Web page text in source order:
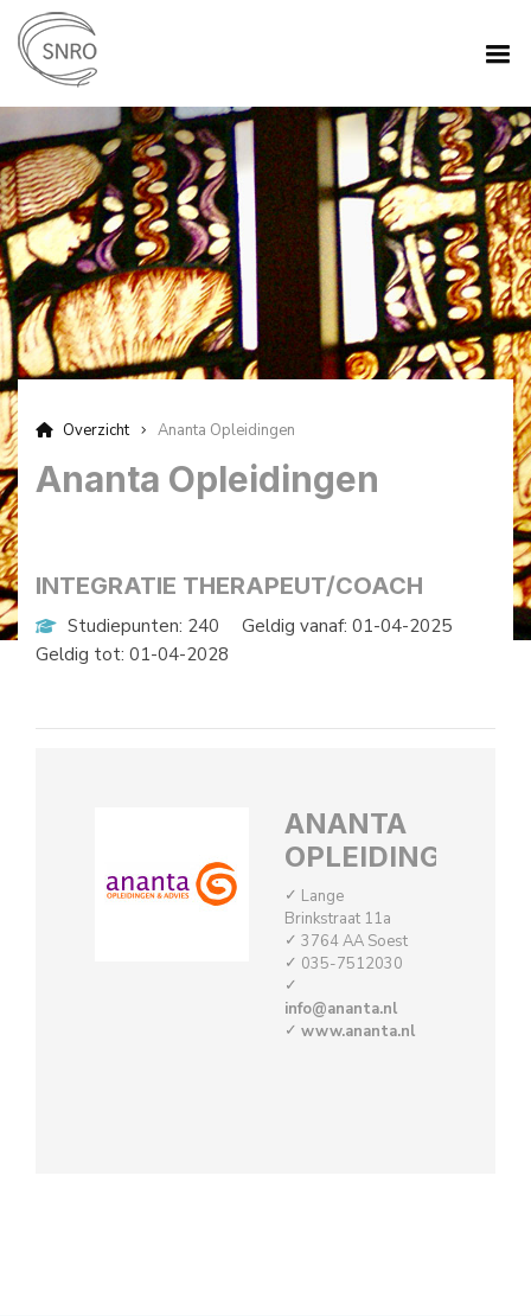
Overzicht Ananta Opleidingen
Ananta Opleidingen
INTEGRATIE THERAPEUT/COACH
Studiepunten: 240
Geldig vanaf: 01-04-2025
Geldig tot: 01-04-2028
ANANTA
OPLEIDINGEN
Lange
Brinkstraat 11a
3764 AA Soest
035-7512030
info@ananta.nl
www.ananta.nl